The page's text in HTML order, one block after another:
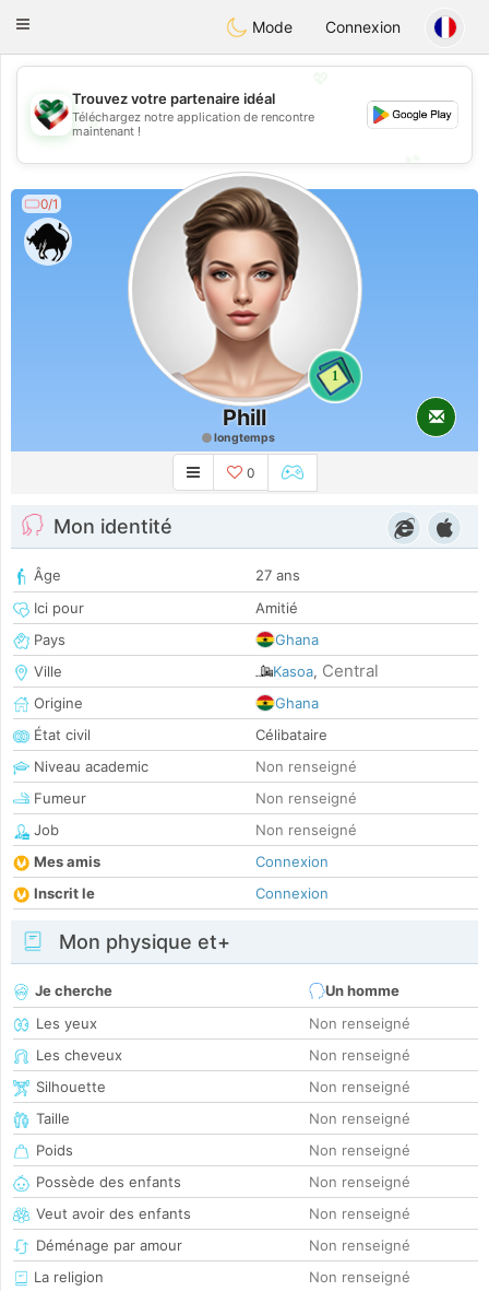
KuwaitChat
Toggle
Mode Connexion
💖
💕
Trouvez votre partenaire idéal
Téléchargez notre application de rencontre
maintenant !
0/1
1
Phill
longtemps
0
Mon identité
Âge
27 ans
Ici pour
Amitié
Pays
Ghana
Ville
Kasoa, Central
Origine
Ghana
État civil
Célibataire
Niveau academic
Non renseigné
Fumeur
Non renseigné
Job
Non renseigné
Mes amis
Connexion
Inscrit le
Connexion
Mon physique et+
Je cherche
Un homme
Les yeux
Non renseigné
Les cheveux
Non renseigné
Silhouette
Non renseigné
Taille
Non renseigné
Poids
Non renseigné
Possède des enfants
Non renseigné
Veut avoir des enfants
Non renseigné
Déménage par amour
Non renseigné
La religion
Non renseigné